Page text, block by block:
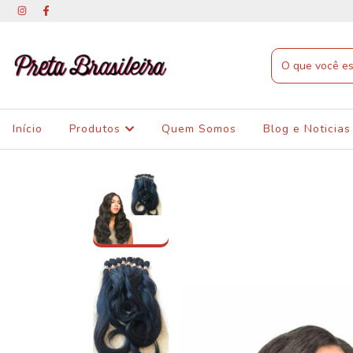
Início Produtos Quem Somos Blog e Noticias